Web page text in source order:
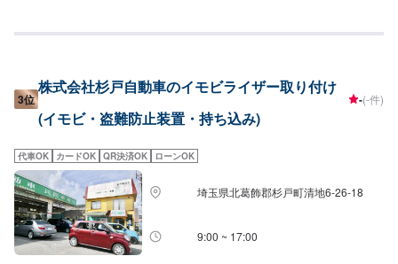
い。【パーツ持ち込み可能】持ち込みパーツの対応もいたします。※パーツの
車について】無料代車（無保険時）を24台ご用意しております。燃料代はお
客さま負担となりますので、ご了承ください。【営業時間・定休日】営業時
間：8:30〜17:30定休日：日・祝・第一、第三月曜日
3位
株式会社杉戸自動車のイモビライザー取り付け
(イモビ・盗難防止装置・持ち込み)
-(-件)
代車OK カードOK QR決済OK ローンOK
埼玉県北葛飾郡杉戸町清地6-26-18
9:00 ~ 17:00